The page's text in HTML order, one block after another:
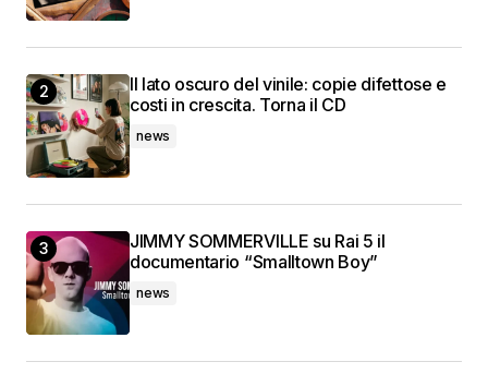
Il lato oscuro del vinile: copie difettose e
costi in crescita. Torna il CD
news
JIMMY SOMMERVILLE su Rai 5 il
documentario “Smalltown Boy”
news